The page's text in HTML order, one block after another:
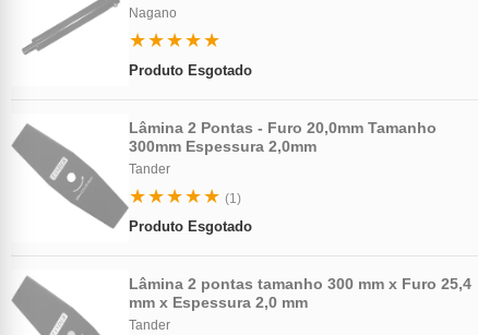
Nagano
★★★★★
Produto Esgotado
Lâmina 2 Pontas - Furo 20,0mm Tamanho
300mm Espessura 2,0mm
Tander
★★★★★ (1)
Produto Esgotado
Lâmina 2 pontas tamanho 300 mm x Furo 25,4
mm x Espessura 2,0 mm
Tander